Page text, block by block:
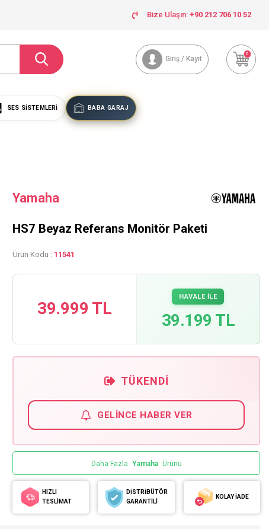
Bize Ulaşın: +90 212 706 10 52
Giriş / Kayıt
0
SES SISTEMLERI BABA GARAJ
Yamaha
HS7 Beyaz Referans Monitör Paketi
Ürün Kodu : 11541
39.999 TL
HAVALE İLE
39.199 TL
TÜKENDI
GELINCE HABER VER
Daha Fazla Yamaha Ürünü
HIZLI
TESLİMAT
DİSTRİBÜTÖR
GARANTİLİ
KOLAY İADE